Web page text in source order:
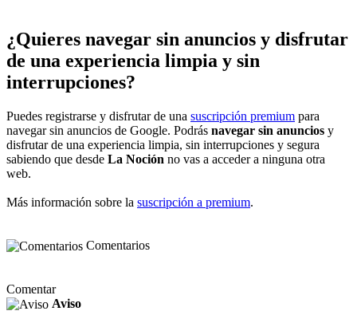
¿Quieres navegar sin anuncios y disfrutar
de una experiencia limpia y sin
interrupciones?
Puedes registrarse y disfrutar de una suscripción premium para
navegar sin anuncios de Google. Podrás navegar sin anuncios y
disfrutar de una experiencia limpia, sin interrupciones y segura
sabiendo que desde La Noción no vas a acceder a ninguna otra
web.
Más información sobre la suscripción a premium.
Comentarios
Comentar
Aviso